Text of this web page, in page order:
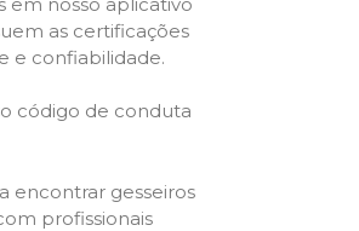
as certificações
e confiabilidade.
código de conduta
encontrar gesseiros
profissionais